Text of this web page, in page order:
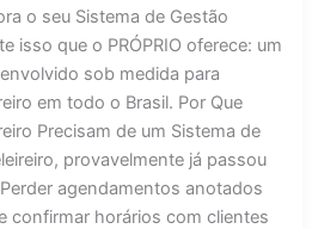
o seu Sistema de Gestão
isso que o PRÓPRIO oferece: um
sob medida para
em todo o Brasil. Por Que
Precisam de um Sistema de
provavelmente já passou
Perder agendamentos anotados
confirmar horários com clientes